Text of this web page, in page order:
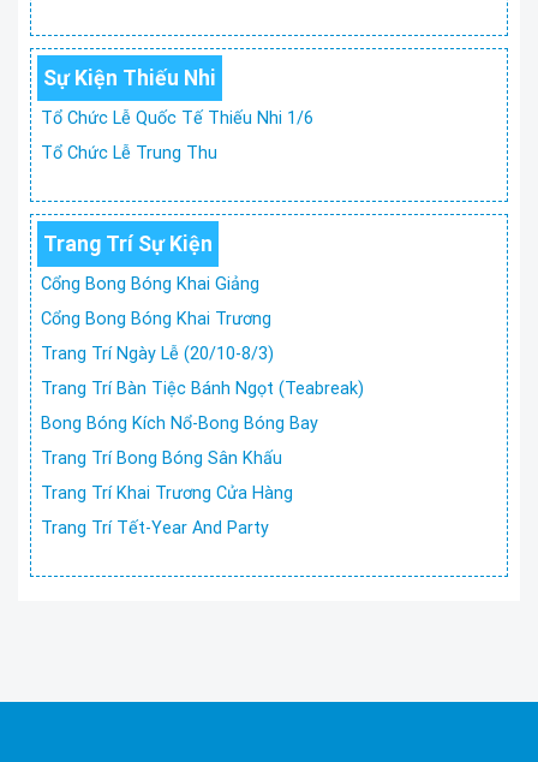
Sự Kiện Thiếu Nhi
Tổ Chức Lễ Quốc Tế Thiếu Nhi 1/6
Tổ Chức Lễ Trung Thu
Trang Trí Sự Kiện
Cổng Bong Bóng Khai Giảng
Cổng Bong Bóng Khai Trương
Trang Trí Ngày Lễ (20/10-8/3)
Trang Trí Bàn Tiệc Bánh Ngọt (Teabreak)
Bong Bóng Kích Nổ-Bong Bóng Bay
Trang Trí Bong Bóng Sân Khấu
Trang Trí Khai Trương Cửa Hàng
Trang Trí Tết-Year And Party